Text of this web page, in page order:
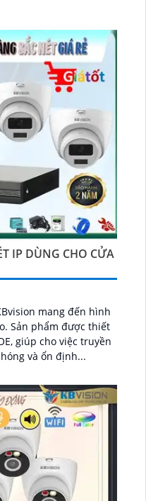
IP DÙNG CHO CỬA
mang đến hình
giúp cho việc truyền
và ổn định...